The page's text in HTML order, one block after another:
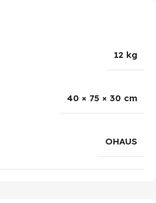
12 kg
40 × 75 × 30 cm
OHAUS